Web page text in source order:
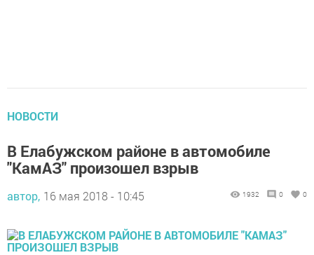
НОВОСТИ
В Елабужском районе в автомобиле
"КамАЗ" произошел взрыв
автор, 16 мая 2018 - 10:45 1932 0 0